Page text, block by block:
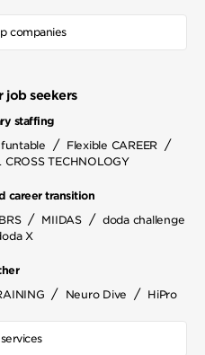
companies
job seekers
staffing
funtable / Flexible CAREER /
CROSS TECHNOLOGY
career transition
BRS / MIIDAS / doda challenge
X
/ Neuro Dive / HiPro